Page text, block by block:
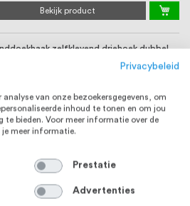
Bekijk product
zelfklevend driehoek dubbel
Bekijk product
Op voorraad
Privacybeleid
van onze bezoekersgegevens, om
inhoud te tonen en om jou
te bieden. Voor meer informatie over de
je meer informatie.
Prestatie
Advertenties